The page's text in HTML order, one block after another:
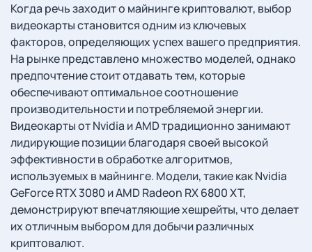
Когда речь заходит о майнинге криптовалют, выбор
видеокарты становится одним из ключевых
факторов, определяющих успех вашего предприятия.
На рынке представлено множество моделей, однако
предпочтение стоит отдавать тем, которые
обеспечивают оптимальное соотношение
производительности и потребляемой энергии.
Видеокарты от Nvidia и AMD традиционно занимают
лидирующие позиции благодаря своей высокой
эффективности в обработке алгоритмов,
используемых в майнинге. Модели, такие как Nvidia
GeForce RTX 3080 и AMD Radeon RX 6800 XT,
демонстрируют впечатляющие хешрейты, что делает
их отличным выбором для добычи различных
криптовалют.